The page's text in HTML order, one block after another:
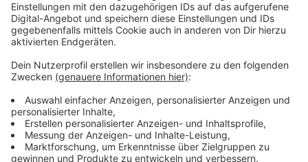
Da das Haus einsturzgefährdet war, konnte die
Feuerwehr nur von außen löschen. Außerdem musste
sie verhindern, dass der Brand auf angrenzende
Gebäude übergreift. Wegen der starken
Rauchentwicklung wurde zeitweise auch die WarnApp
Nina ausgelöst.
Erst am späten Nachmittag waren alle Glutnester
gelöscht – um sie ausfindig zu machen kam auch eine